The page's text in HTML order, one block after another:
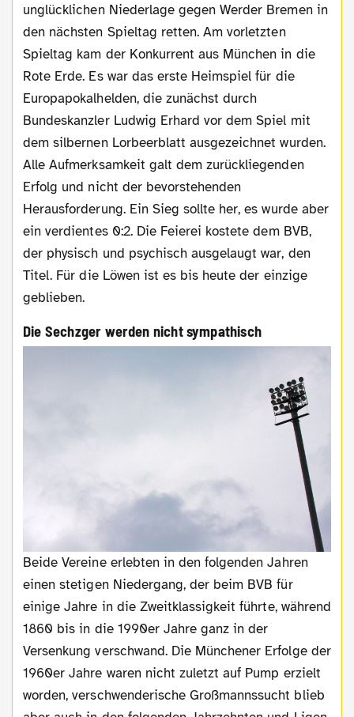
unglücklichen Niederlage gegen Werder Bremen in
den nächsten Spieltag retten. Am vorletzten
Spieltag kam der Konkurrent aus München in die
Rote Erde. Es war das erste Heimspiel für die
Europapokalhelden, die zunächst durch
Bundeskanzler Ludwig Erhard vor dem Spiel mit
dem silbernen Lorbeerblatt ausgezeichnet wurden.
Alle Aufmerksamkeit galt dem zurückliegenden
Erfolg und nicht der bevorstehenden
Herausforderung. Ein Sieg sollte her, es wurde aber
ein verdientes 0:2. Die Feierei kostete dem BVB,
der physisch und psychisch ausgelaugt war, den
Titel. Für die Löwen ist es bis heute der einzige
geblieben.
Die Sechzger werden nicht sympathisch
Beide Vereine erlebten in den folgenden Jahren
einen stetigen Niedergang, der beim BVB für
einige Jahre in die Zweitklassigkeit führte, während
1860 bis in die 1990er Jahre ganz in der
Versenkung verschwand. Die Münchener Erfolge der
1960er Jahre waren nicht zuletzt auf Pump erzielt
worden, verschwenderische Großmannssucht blieb